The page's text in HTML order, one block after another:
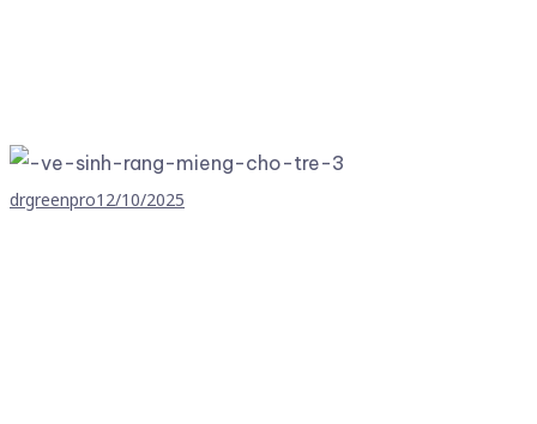
drgreenpro12/10/2025